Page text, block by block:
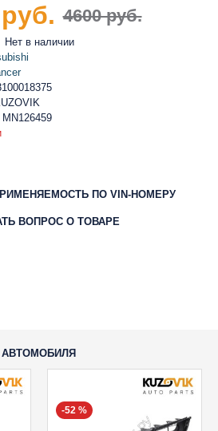
MN126459
Нет в наличии
4600 руб.
ПО VIN-НОМЕРУ
ВОПРОС О ТОВАРЕ
-52 %